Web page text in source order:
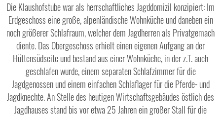
Die Klaushofstube war als herrschaftliches Jagddomizil konzipiert: Im
Erdgeschoss eine große, alpenländische Wohnküche und daneben ein
noch größerer Schlafraum, welcher dem Jagdherren als Privatgemach
diente. Das Obergeschoss erhielt einen eigenen Aufgang an der
Hüttensüdseite und bestand aus einer Wohnküche, in der z.T. auch
geschlafen wurde, einem separaten Schlafzimmer für die
Jagdgenossen und einem einfachen Schlaflager für die Pferde- und
Jagdknechte. An Stelle des heutigen Wirtschaftsgebäudes östlich des
Jagdhauses stand bis vor etwa 25 Jahren ein großer Stall für die